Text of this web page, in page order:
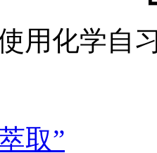
用化学自
取”